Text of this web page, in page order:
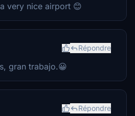
very nice airport 😊
Répondre
gran trabajo.😀
Répondre